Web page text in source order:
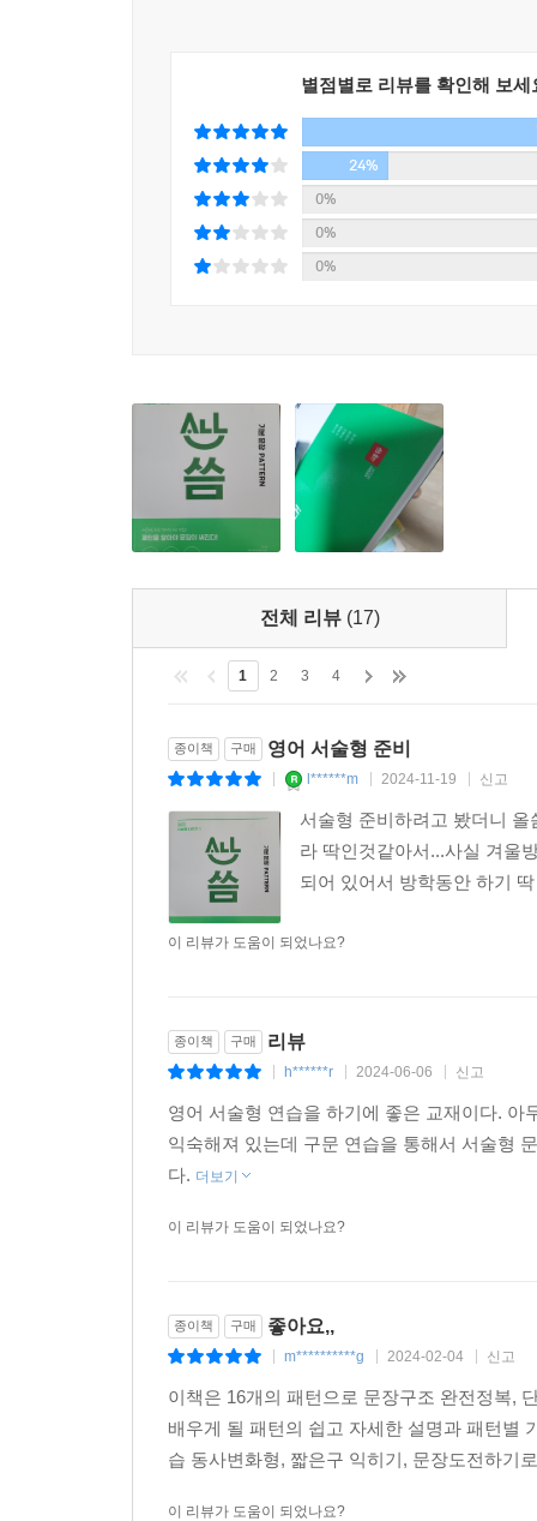
별점별로 리뷰를 확인해 보세
24%
0%
0%
0%
전체 리뷰 (17)
1 2 3 4
종이책 구매 영어 서술형 준비
l******m 2024-11-19 신고
서술형 준비하려고 봤더니
라 딱인것같아서...사실 겨울
되어 있어서 방학동안 하기
이 리뷰가 도움이 되었나요?
종이책 구매 리뷰
h******r 2024-06-06 신고
영어 서술형 연습을 하기에 좋은 교재이다.
익숙해져 있는데 구문 연습을 통해서 서술형
다. 더보기
이 리뷰가 도움이 되었나요?
종이책 구매 좋아요,,
m**********g 2024-02-04 신고
이책은 16개의 패턴으로 문장구조 완전정복,
배우게 될 패턴의 쉽고 자세한 설명과 패턴별
습 동사변화형, 짧은구 익히기, 문장도전하기
이 리뷰가 도움이 되었나요?